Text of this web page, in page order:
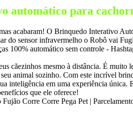
automático para
acabaram! O Brinquedo Interativo
sensor infravermelho o Robô vai
cãezinhos mesmo à distância. É
animal sozinho. Com este incrível
inteligência em uma experiência
que ele oferece!